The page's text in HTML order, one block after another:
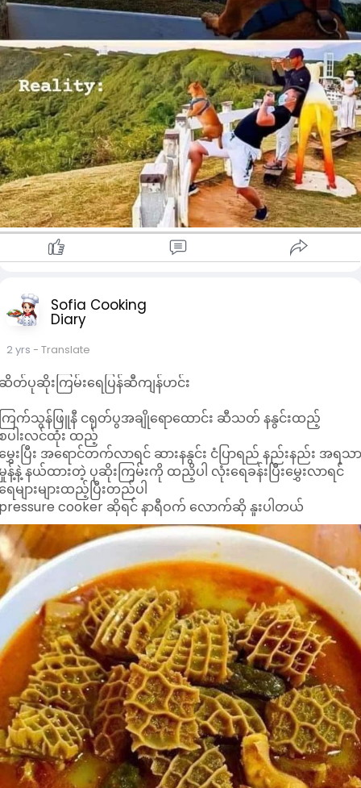
Sofia Cooking
Diary
2 yrs - Translate
တ်ပုဆိုးကြမ်းရေပြန်ဆီကျန်ဟင်း
ြက်သွန်ဖြူနီ ငရုတ်ပွအချိုရောထောင်း ဆီသတ် နနွင်းထည့်
ပါးလင်ထုံး ထည့်
ေးပြီး အရောင်တက်လာရင် ဆားနနွင်း ငံပြာရည် နည်းနည်း အရသ
န့်နဲ့ နယ်ထားတဲ့ ပုဆိုးကြမ်းကို ထညိ့ပါ လုံးရေခန်းပြီးမွှေးလာရင်
ေများများထည့်ပြီးတည်ပါ
cooker ဆိုရင် နာရီဝက် လောက်ဆို နူးပါတယ်